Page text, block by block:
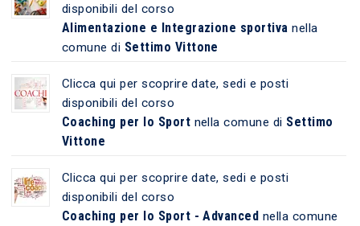
disponibili del corso
Alimentazione e Integrazione sportiva nella
comune di Settimo Vittone
Clicca qui per scoprire date, sedi e posti
disponibili del corso
Coaching per lo Sport nella comune di Settimo
Vittone
Clicca qui per scoprire date, sedi e posti
disponibili del corso
Coaching per lo Sport - Advanced nella comune